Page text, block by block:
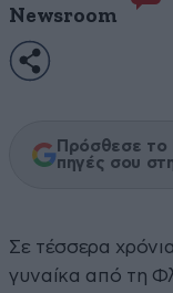
Newsroom
Πρόσθεσε το
πηγές σου
Σε τέσσερα
γυναίκα από τη